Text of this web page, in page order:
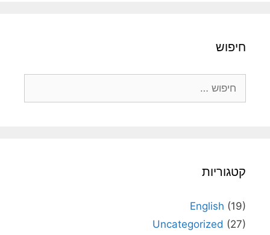
חיפוש
קטגוריות
English (19)
Uncategorized (27)